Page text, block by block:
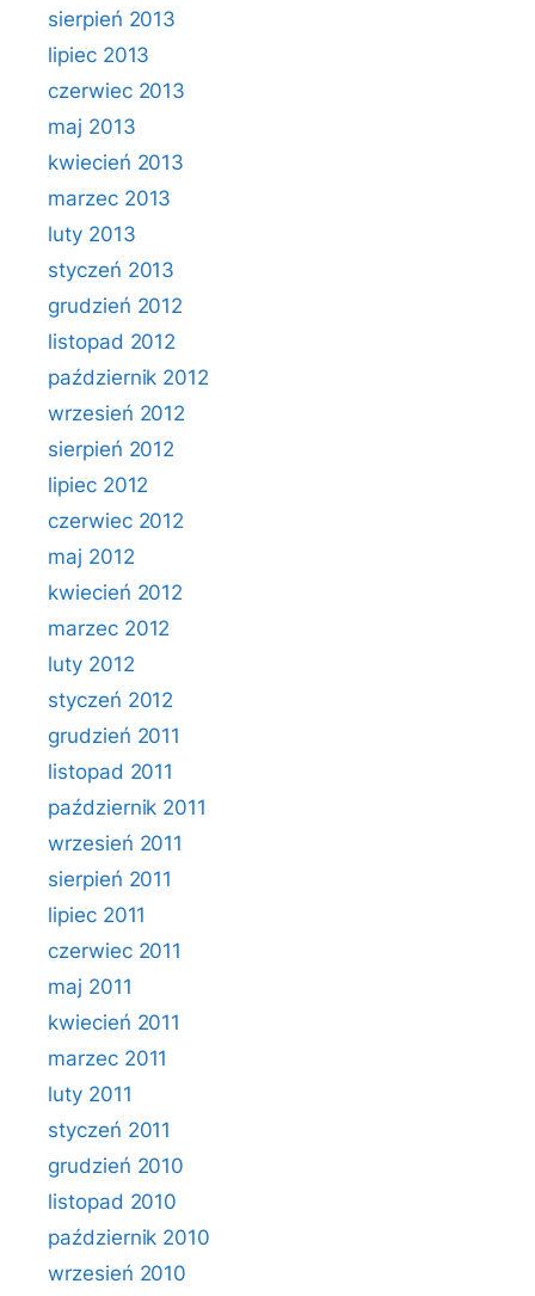
sierpień 2013
lipiec 2013
czerwiec 2013
maj 2013
kwiecień 2013
marzec 2013
luty 2013
styczeń 2013
grudzień 2012
listopad 2012
październik 2012
wrzesień 2012
sierpień 2012
lipiec 2012
czerwiec 2012
maj 2012
kwiecień 2012
marzec 2012
luty 2012
styczeń 2012
grudzień 2011
listopad 2011
październik 2011
wrzesień 2011
sierpień 2011
lipiec 2011
czerwiec 2011
maj 2011
kwiecień 2011
marzec 2011
luty 2011
styczeń 2011
grudzień 2010
listopad 2010
październik 2010
wrzesień 2010